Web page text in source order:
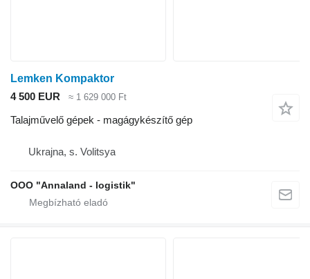
Lemken Kompaktor
4 500 EUR
≈ 1 629 000 Ft
Talajművelő gépek - magágykészítő gép
Ukrajna, s. Volitsya
OOO "Annaland - logistik"